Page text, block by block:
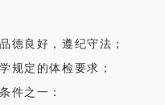
德良好，遵纪守法；
规定的体检要求；
件之一：